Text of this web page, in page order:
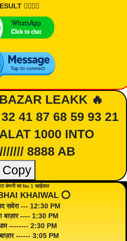
👇🏾👇🏾
LEAKK 🔥
41 87 68 59 93 21
1000 INTO
8888 AB
Copy
कंपनी का No 1 खाईवाल
KHAIWAL ⭕️
सवेरा --- 12:30 PM
बाज़ार ---- 1:30 PM
-------- 2:30 PM
बाज़ार ------ 3:05 PM